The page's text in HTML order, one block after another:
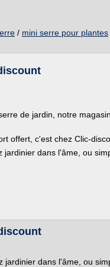
/ mini serre pour plantes
de jardin, notre
offert, c'est chez Clic-
dans l'âme, ou
jardinier dans l'âme, ou